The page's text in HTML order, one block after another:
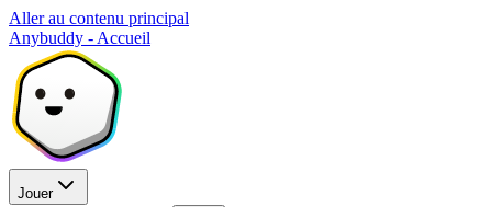
Aller au contenu principal
Anybuddy - Accueil
Jouer